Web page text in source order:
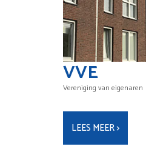
VVE
Vereniging van eigenaren
LEES MEER >